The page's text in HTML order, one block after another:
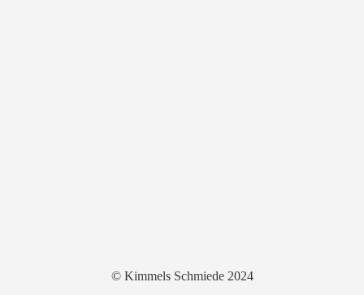
© Kimmels Schmiede 2024